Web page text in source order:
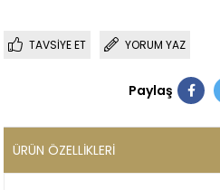
TAVSIYE ET YORUM YAZ
Paylaş
ÜRÜN ÖZELLIKLERI